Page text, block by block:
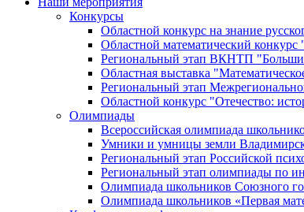
Конкурсы
Областной конкурс на знание
Областной математический конкурс
Региональный этап ВКНТП
Областная выставка
Региональный этап
Областной конкурс "Отечество:
Олимпиады
Всероссийская олимпиада
Умники и умницы земли
Региональный этап Российской
Региональный этап олимпиады по
Олимпиада школьников Союзного
Олимпиада школьников «Первая